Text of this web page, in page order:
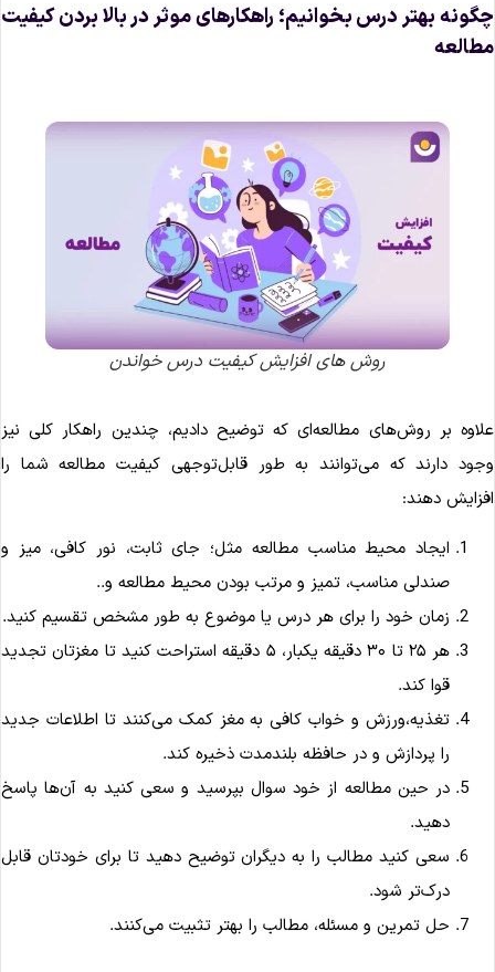
بهتر درس بخوانیم؛ راهکارهای موثر در بالا بردن کیفیت
روش های افزایش کیفیت درس خواندن
بر روش‌های مطالعه‌ای که توضیح دادیم، چندین راهکار کلی نیز
دارند که می‌توانند به طور قابل‌توجهی کیفیت مطالعه شما را
دهند:
ایجاد محیط مناسب مطالعه مثل؛ جای ثابت، نور کافی، میز و
صندلی مناسب، تمیز و مرتب بودن محیط مطالعه و..
زمان خود را برای هر درس یا موضوع به طور مشخص تقسیم کنید.
هر ۲۵ تا ۳۰ دقیقه یکبار، ۵ دقیقه استراحت کنید تا مغزتان تجدید
قوا کند.
تغذیه،ورزش و خواب کافی به مغز کمک می‌کنند تا اطلاعات جدید
را پردازش و در حافظه بلندمدت ذخیره کند.
در حین مطالعه از خود سوال بپرسید و سعی کنید به آن‌ها پاسخ
دهید.
سعی کنید مطالب را به دیگران توضیح دهید تا برای خودتان قابل
درک‌تر شود.
حل تمرین و مسئله، مطالب را بهتر تثبیت می‌کنند.